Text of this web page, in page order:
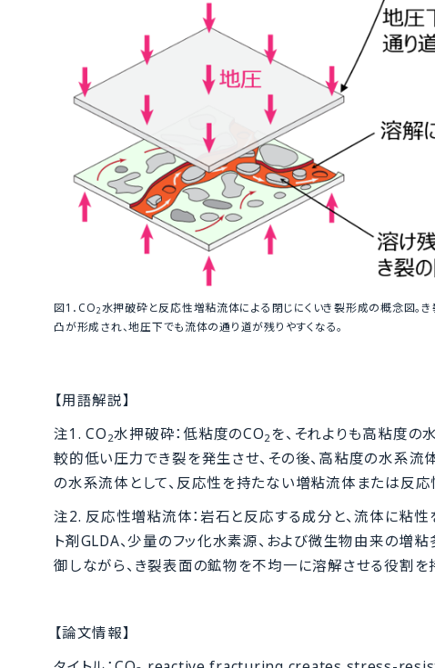
図1．CO2水押破砕と反応性増粘流体による閉じにくいき裂形成の概念図。
凸が形成され、地圧下でも流体の通り道が残りやすくなる。
【用語解説】
注1. CO 2水押破砕：低粘度のCO2を、それよりも高粘度の
較的低い圧力でき裂を発生させ、その後、高粘度の水系流
の水系流体として、反応性を持たない増粘流体または反応
注2. 反応性増粘流体：岩石と反応する成分と、流体に粘
ト剤GLDA、少量のフッ化水素源、および微生物由来の増
御しながら、き裂表面の鉱物を不均一に溶解させる役割を
【論文情報】